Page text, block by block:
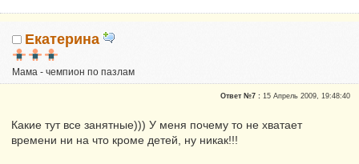
Екатерина
Мама - чемпион по пазлам
Репутация:
Ответ №7 :15 Апрель 2009, 19:48:40
Какие тут все занятные))) У меня почему то не хватает
времени ни на что кроме детей, ну никак!!!